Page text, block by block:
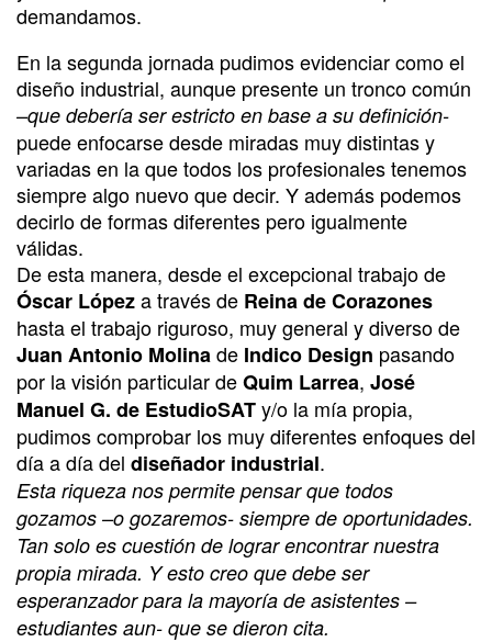
demandamos.
En la segunda jornada pudimos evidenciar como el
diseño industrial, aunque presente un tronco común
–que debería ser estricto en base a su definición-
puede enfocarse desde miradas muy distintas y
variadas en la que todos los profesionales tenemos
siempre algo nuevo que decir. Y además podemos
decirlo de formas diferentes pero igualmente
válidas.
De esta manera, desde el excepcional trabajo de
Óscar Lópeza través de Reina de Corazones
hasta el trabajo riguroso, muy general y diverso de
Juan Antonio Molinade Indico Design pasando
por la visión particular deQuim Larrea, José
Manuel G. de EstudioSATy/o la mía propia,
pudimos comprobar los muy diferentes enfoques del
día a día del diseñador industrial.
Esta riqueza nos permite pensar que todos
gozamos –o gozaremos- siempre de oportunidades.
Tan solo es cuestión de lograr encontrar nuestra
propia mirada. Y esto creo que debe ser
esperanzador para la mayoría de asistentes –
estudiantes aun- que se dieron cita.